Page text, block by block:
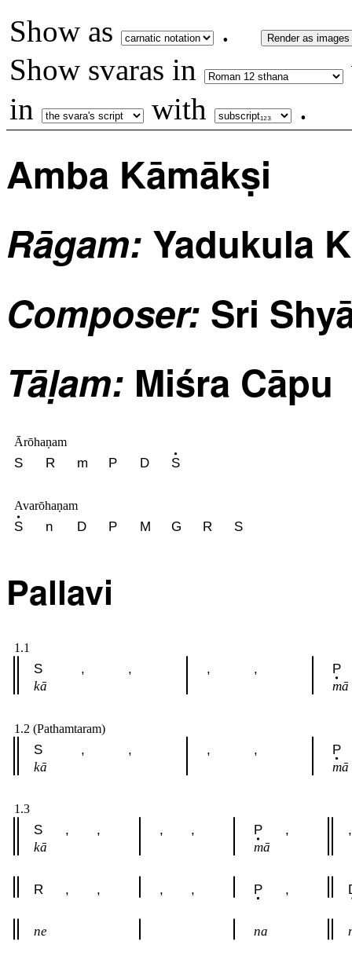
Show as . Render as images
Show svaras in
in
with .
Amba Kāmākṣi
Rāgam: Yadukula
Composer: Sri
Tāḷam: Miśra Cāpu
Ārōhaṇam
S R m P D S
Avarōhaṇam
S n D P M G R S
Pallavi
1.1
S , , , , P
kā mā
1.2 (Pathamtaram)
S , , , , P
kā mā
1.3
S , , , , P , ,
kā mā
R , , , , P ,
ne na